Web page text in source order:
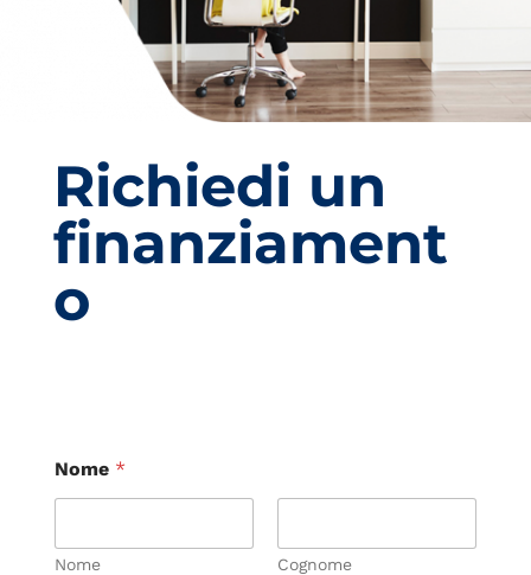
Richiedi un
finanziament
o
Nome *
Nome Cognome